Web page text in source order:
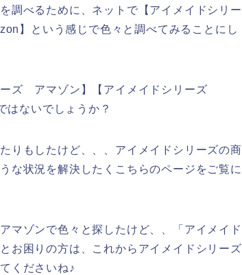
調べるために、ネットで【アイメイドシリー
】という感じで色々と調べてみることにし
ーズ アマゾン】【アイメイドシリーズ
はないでしょうか？
りもしたけど、、、アイメイドシリーズの商
な状況を解決したくこちらのページをご覧に
マゾンで色々と探したけど、、「アイメイド
お困りの方は、これからアイメイドシリーズ
くださいね♪